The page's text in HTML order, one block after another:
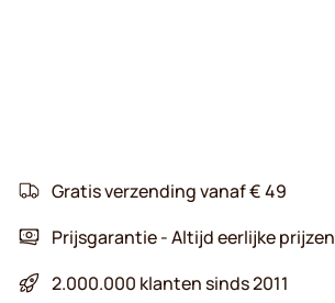
Gratis verzending vanaf € 49
Prijsgarantie - Altijd eerlijke prijzen
2.000.000 klanten sinds 2011